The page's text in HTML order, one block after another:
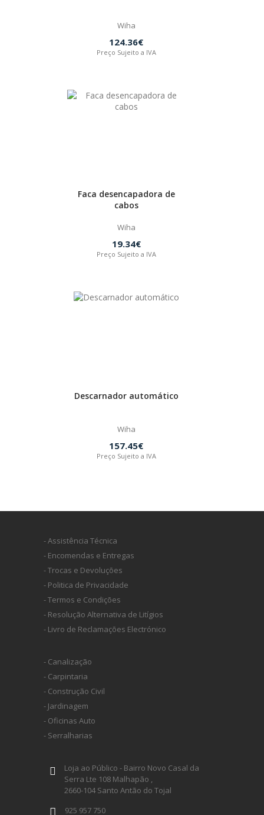
Wiha
124.36€
Preço Sujeito a IVA
Faca desencapadora de
cabos
Wiha
19.34€
Preço Sujeito a IVA
Descarnador automático
Wiha
157.45€
Preço Sujeito a IVA
- Assistência Técnica
- Encomendas e Entregas
- Trocas e Devoluções
- Politica de Privacidade
- Termos e Condições
- Resolução Alternativa de Litígios
- Livro de Reclamações Electrónico
- Canalização
- Carpintaria
- Construção Civil
- Jardinagem
- Oficinas Auto
- Serralharias
Loja ao Público - Bairro Novo Casal da
Serra Lte 108 Malhapão ,
2660-104 Santo Antão do Tojal
925 957 750